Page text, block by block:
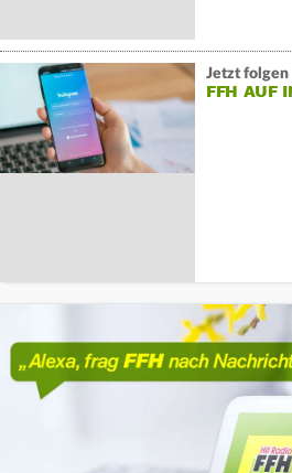
Jetzt folgen
FFH AUF